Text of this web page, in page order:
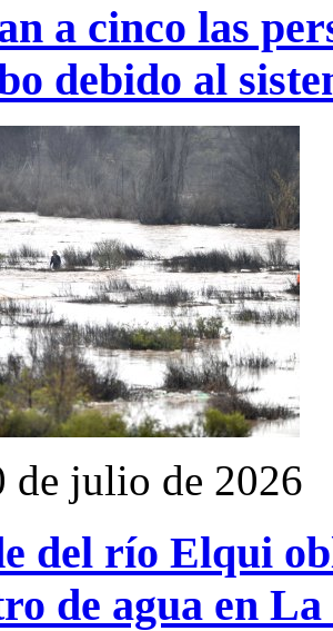
a cinco las
debido al
de julio de 2026
del río Elqui
de agua en